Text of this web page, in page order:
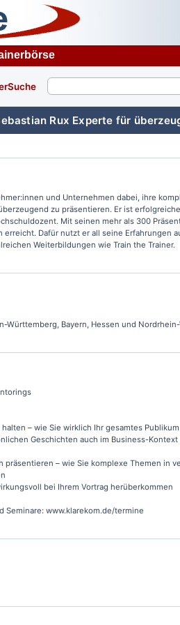
Rux Experte für
und Unternehmen dabei, ihre
zu präsentieren. Er ist
Mit seinen mehr als 300
Dafür nutzt er all seine Erfahrungen
Weiterbildungen wie Train the Trainer.
Württemberg, Bayern, Hessen und
– wie Sie wirklich Ihr gesamtes
Geschichten auch im Business-Kontext
präsentieren – wie Sie komplexe Themen in
bei Ihrem Vortrag herüberkommen
Seminare: www.klarekom.de/termine